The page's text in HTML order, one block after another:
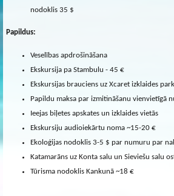
nodoklis 35 $
Papildus:
Veselības apdrošināšana
Ekskursija pa Stambulu - 45 €
Ekskursijas brauciens uz Xcaret izklaides
Papildu maksa par izmitināšanu vienvietīgā
Ieejas biļetes apskates un izklaides vietās
Ekskursiju audioiekārtu noma ~15-20 €
Ekoloģijas nodoklis 3-5 $ par numuru par
Katamarāns uz Konta salu un Sieviešu salu
Tūrisma nodoklis Kankunā ~18 €